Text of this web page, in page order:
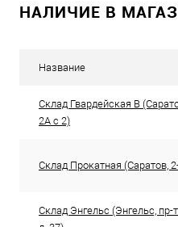
НАЛИЧИЕ В
Название
Склад Гвардейская В
2А с 2)
Склад Прокатная (Саратов,
Склад Энгельс (Энгельс, пр-